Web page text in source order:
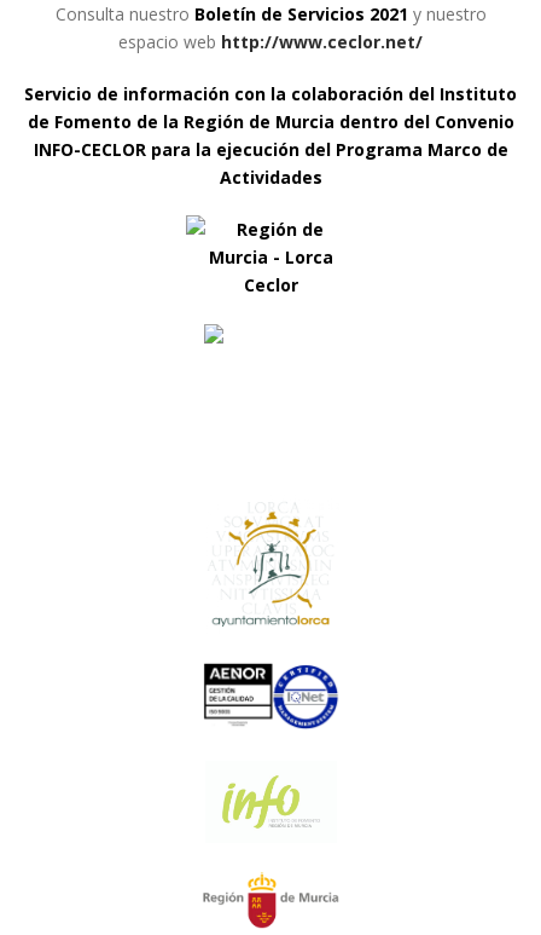
Consulta nuestro Boletín de Servicios 2021 y nuestro
espacio web http://www.ceclor.net/
Servicio de información con la colaboración del Instituto
de Fomento de la Región de Murcia dentro del Convenio
INFO-CECLOR para la ejecución del Programa Marco de
Actividades